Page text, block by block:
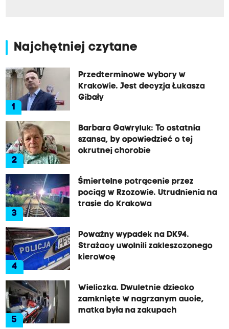
Najchętniej czytane
1
Przedterminowe wybory w
Krakowie. Jest decyzja Łukasza
Gibały
2
Barbara Gawryluk: To ostatnia
szansa, by opowiedzieć o tej
okrutnej chorobie
3
Śmiertelne potrącenie przez
pociąg w Rzozowie. Utrudnienia na
trasie do Krakowa
4
Poważny wypadek na DK94.
Strażacy uwolnili zakleszczonego
kierowcę
5
Wieliczka. Dwuletnie dziecko
zamknięte w nagrzanym aucie,
matka była na zakupach